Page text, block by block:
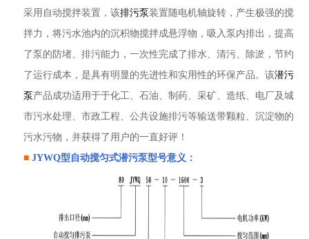
采用自动搅拌装置，该排污泵装置随电机轴旋转，产生极强的搅
拌力，将污水池内的沉积物搅拌成悬浮物，吸入泵内排出，提高
了泵的防堵、排污能力，一次性完成了排水、清污、除淤，节约
了运行成本，是具有明显的先进性和实用性的环保产品。该潜污
泵 产品成功适用于于化工、石油、制药、采矿、造纸、电厂及城
市污水处理、市政工程、公共设施排污等输送带颗粒、沉淀物的
污水污物，并获得了用户的一直好评！
■ JYWQ型 自动搅匀式潜污泵型号意义：